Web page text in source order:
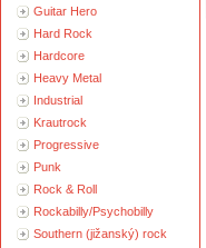
Guitar Hero
Hard Rock
Hardcore
Heavy Metal
Industrial
Krautrock
Progressive
Punk
Rock & Roll
Rockabilly/Psychobilly
Southern (jižanský) rock